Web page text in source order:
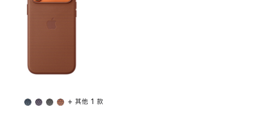
+ 其他 1 款